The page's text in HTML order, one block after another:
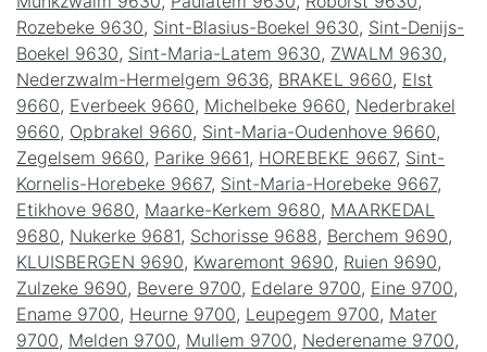
Rozebeke 9630, Sint-Blasius-Boekel 9630, Sint-Denijs-
Boekel 9630, Sint-Maria-Latem 9630, ZWALM 9630,
Nederzwalm-Hermelgem 9636, BRAKEL 9660, Elst
9660, Everbeek 9660, Michelbeke 9660, Nederbrakel
9660, Opbrakel 9660, Sint-Maria-Oudenhove 9660,
Zegelsem 9660, Parike 9661, HOREBEKE 9667, Sint-
Kornelis-Horebeke 9667, Sint-Maria-Horebeke 9667,
Etikhove 9680, Maarke-Kerkem 9680, MAARKEDAL
9680, Nukerke 9681, Schorisse 9688, Berchem 9690,
KLUISBERGEN 9690, Kwaremont 9690, Ruien 9690,
Zulzeke 9690, Bevere 9700, Edelare 9700, Eine 9700,
Ename 9700, Heurne 9700, Leupegem 9700, Mater
9700, Melden 9700, Mullem 9700, Nederename 9700,